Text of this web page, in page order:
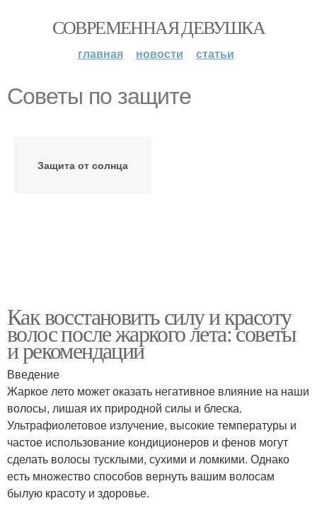
СОВРЕМЕННАЯ ДЕВУШКА
главная новости статьи
Советы по защите
Защита от солнца
Как восстановить силу и красоту
волос после жаркого лета: советы
и рекомендации
Введение
Жаркое лето может оказать негативное влияние на наши
волосы, лишая их природной силы и блеска.
Ультрафиолетовое излучение, высокие температуры и
частое использование кондиционеров и фенов могут
сделать волосы тусклыми, сухими и ломкими. Однако
есть множество способов вернуть вашим волосам
былую красоту и здоровье.